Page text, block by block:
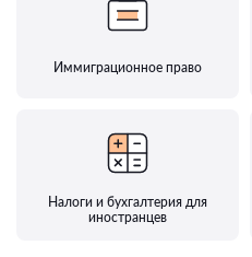
Иммиграционное право
Налоги и бухгалтерия для
иностранцев